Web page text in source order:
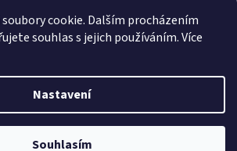
cookie. Dalším procházením
souhlas s jejich používáním. Více
Nastavení
Souhlasím
- DOVOLENÁ. 🚚 Doprava zdarma při nákupu
Vytvořil Shoptet
Český koutek. Všechna práva vyhrazena.